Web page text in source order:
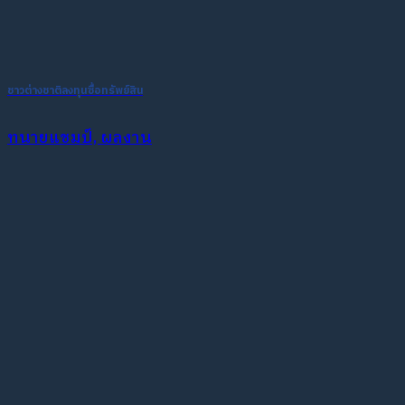
ชาวต่างชาติลงทุนซื้อทรัพย์สิน
ทนายแชมป์, ผลงาน